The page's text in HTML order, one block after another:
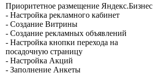
Приоритетное размещение Яндекс.Бизнес
- Настройка рекламного кабинет
- Создание Витрины
- Создание рекламных объявлений
- Настройка кнопки перехода на
посадочную страницу
- Настройка Акций
- Заполнение Анкеты